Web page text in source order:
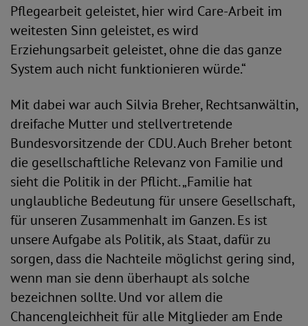
Pflegearbeit geleistet, hier wird Care-Arbeit im
weitesten Sinn geleistet, es wird
Erziehungsarbeit geleistet, ohne die das ganze
System auch nicht funktionieren würde.“
Mit dabei war auch Silvia Breher, Rechtsanwältin,
dreifache Mutter und stellvertretende
Bundesvorsitzende der CDU. Auch Breher betont
die gesellschaftliche Relevanz von Familie und
sieht die Politik in der Pflicht. „Familie hat
unglaubliche Bedeutung für unsere Gesellschaft,
für unseren Zusammenhalt im Ganzen. Es ist
unsere Aufgabe als Politik, als Staat, dafür zu
sorgen, dass die Nachteile möglichst gering sind,
wenn man sie denn überhaupt als solche
bezeichnen sollte. Und vor allem die
Chancengleichheit für alle Mitglieder am Ende